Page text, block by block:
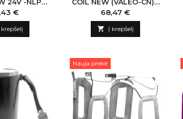
24V -NLP
CN
€
krepšelį
COIL NEW (VALEO-CN) -
NLP18 N137957 VALEO-
CN
Kaina
68,47 €
 Į krepšelį
Nauja prekė